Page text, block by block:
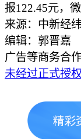
报122.45元，
来源：中新经
编辑：郭晋嘉
广告等商务合作
未经过正式授